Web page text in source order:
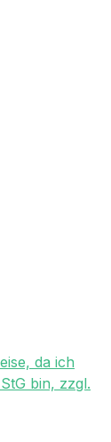
da ich
bin, zzgl.